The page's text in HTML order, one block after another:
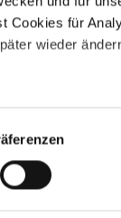
Cookies für
wieder